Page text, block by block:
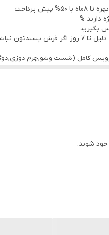
پرداخت
دارند %
بگیرید
داده میشود.
کامل (شست وشو,چرم
خود شوید.